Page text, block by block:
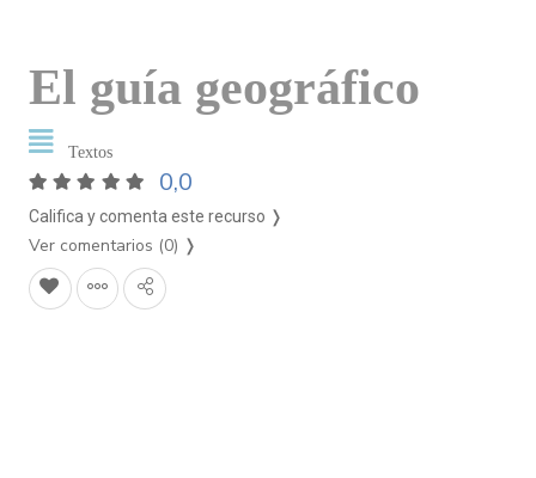
El guía geográfico
Textos
0,0
Califica y comenta este recurso ❭
Ver comentarios (0) ❭